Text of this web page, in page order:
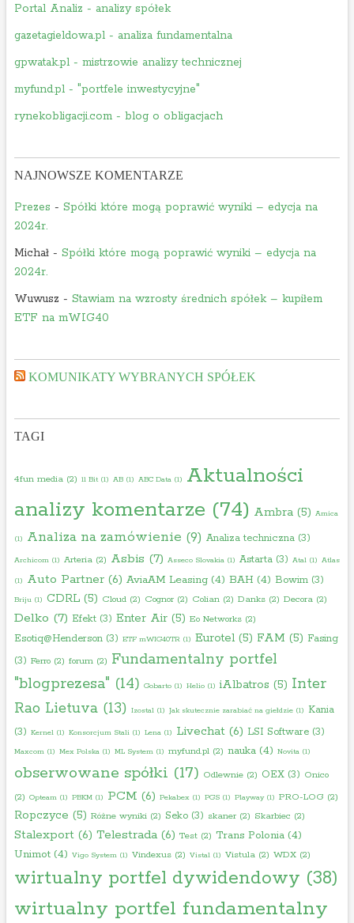
p
ó
k
N
t
a
Portal Analiz - analizy spółek
gazetagieldowa.pl - analiza fundamentalna
gpwatak.pl - mistrzowie analizy technicznej
myfund.pl - "portfele inwestycyjne"
rynekobligacji.com - blog o obligacjach
NAJNOWSZE KOMENTARZE
Prezes - Spółki które mogą poprawić wyniki – edycja na
2024r.
Michał- Spółki które mogą poprawić wyniki – edycja na
2024r.
Wuwusz - Stawiam na wzrosty średnich spółek – kupiłem
ETF na mWIG40
KOMUNIKATY WYBRANYCH SPÓŁEK
TAGI
4fun media(2) 11 Bit(1) AB(1) ABC Data(1) Aktualności
analizy komentarze (74) Ambra(5) Amica
(1) Analiza na zamówienie (9) Analiza techniczna(3)
Archicom(1) Arteria(2) Asbis (7) Asseco Slovakia(1) Astarta(3) Atal(1) Atlas
(1) Auto Partner(6) AviaAM Leasing(4) BAH (4) Bowim(3)
Briju(1) CDRL(5) Cloud(2) Cognor(2) Colian(2) Danks(2) Decora(2)
Delko (7) Efekt(3) Enter Air(5) Eo Networks(2)
Esotiq@Henderson(3) ETF mWIG40TR(1) Eurotel(5) FAM (5) Fasing
(3) Ferro(2) forum(2) Fundamentalny portfel
"blogprezesa" (14) Gobarto(1) Helio(1) iAlbatros (5) Inter
Rao Lietuva(13) Izostal(1) Jak skutecznie zarabiać na giełdzie(1) Kania
(3) Kernel(1) Konsorcjum Stali(1) Lena(1) Livechat(6) LSI Software(3)
Maxcom(1) Mex Polska(1) ML System(1) myfund.pl(2) nauka(4) Novita(1)
obserwowane spółki (17) Odlewnie(2) OEX(3) Onico
(2) Opteam(1) PBKM(1) PCM (6) Pekabex(1) PGS(1) Playway(1) PRO-LOG (2)
Ropczyce (5) Różne wyniki(2) Seko(3) skaner(2) Skarbiec (2)
Stalexport(6) Telestrada(6) Test(2) Trans Polonia(4)
Unimot(4) Vigo System(1) Vindexus(2) Vistal(1) Vistula(2) WDX(2)
wirtualny portfel dywidendowy (38)
wirtualny portfel fundamentalny